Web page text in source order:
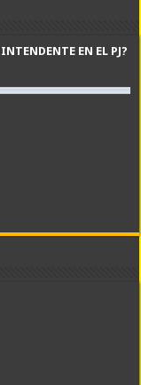
EN EL PJ?